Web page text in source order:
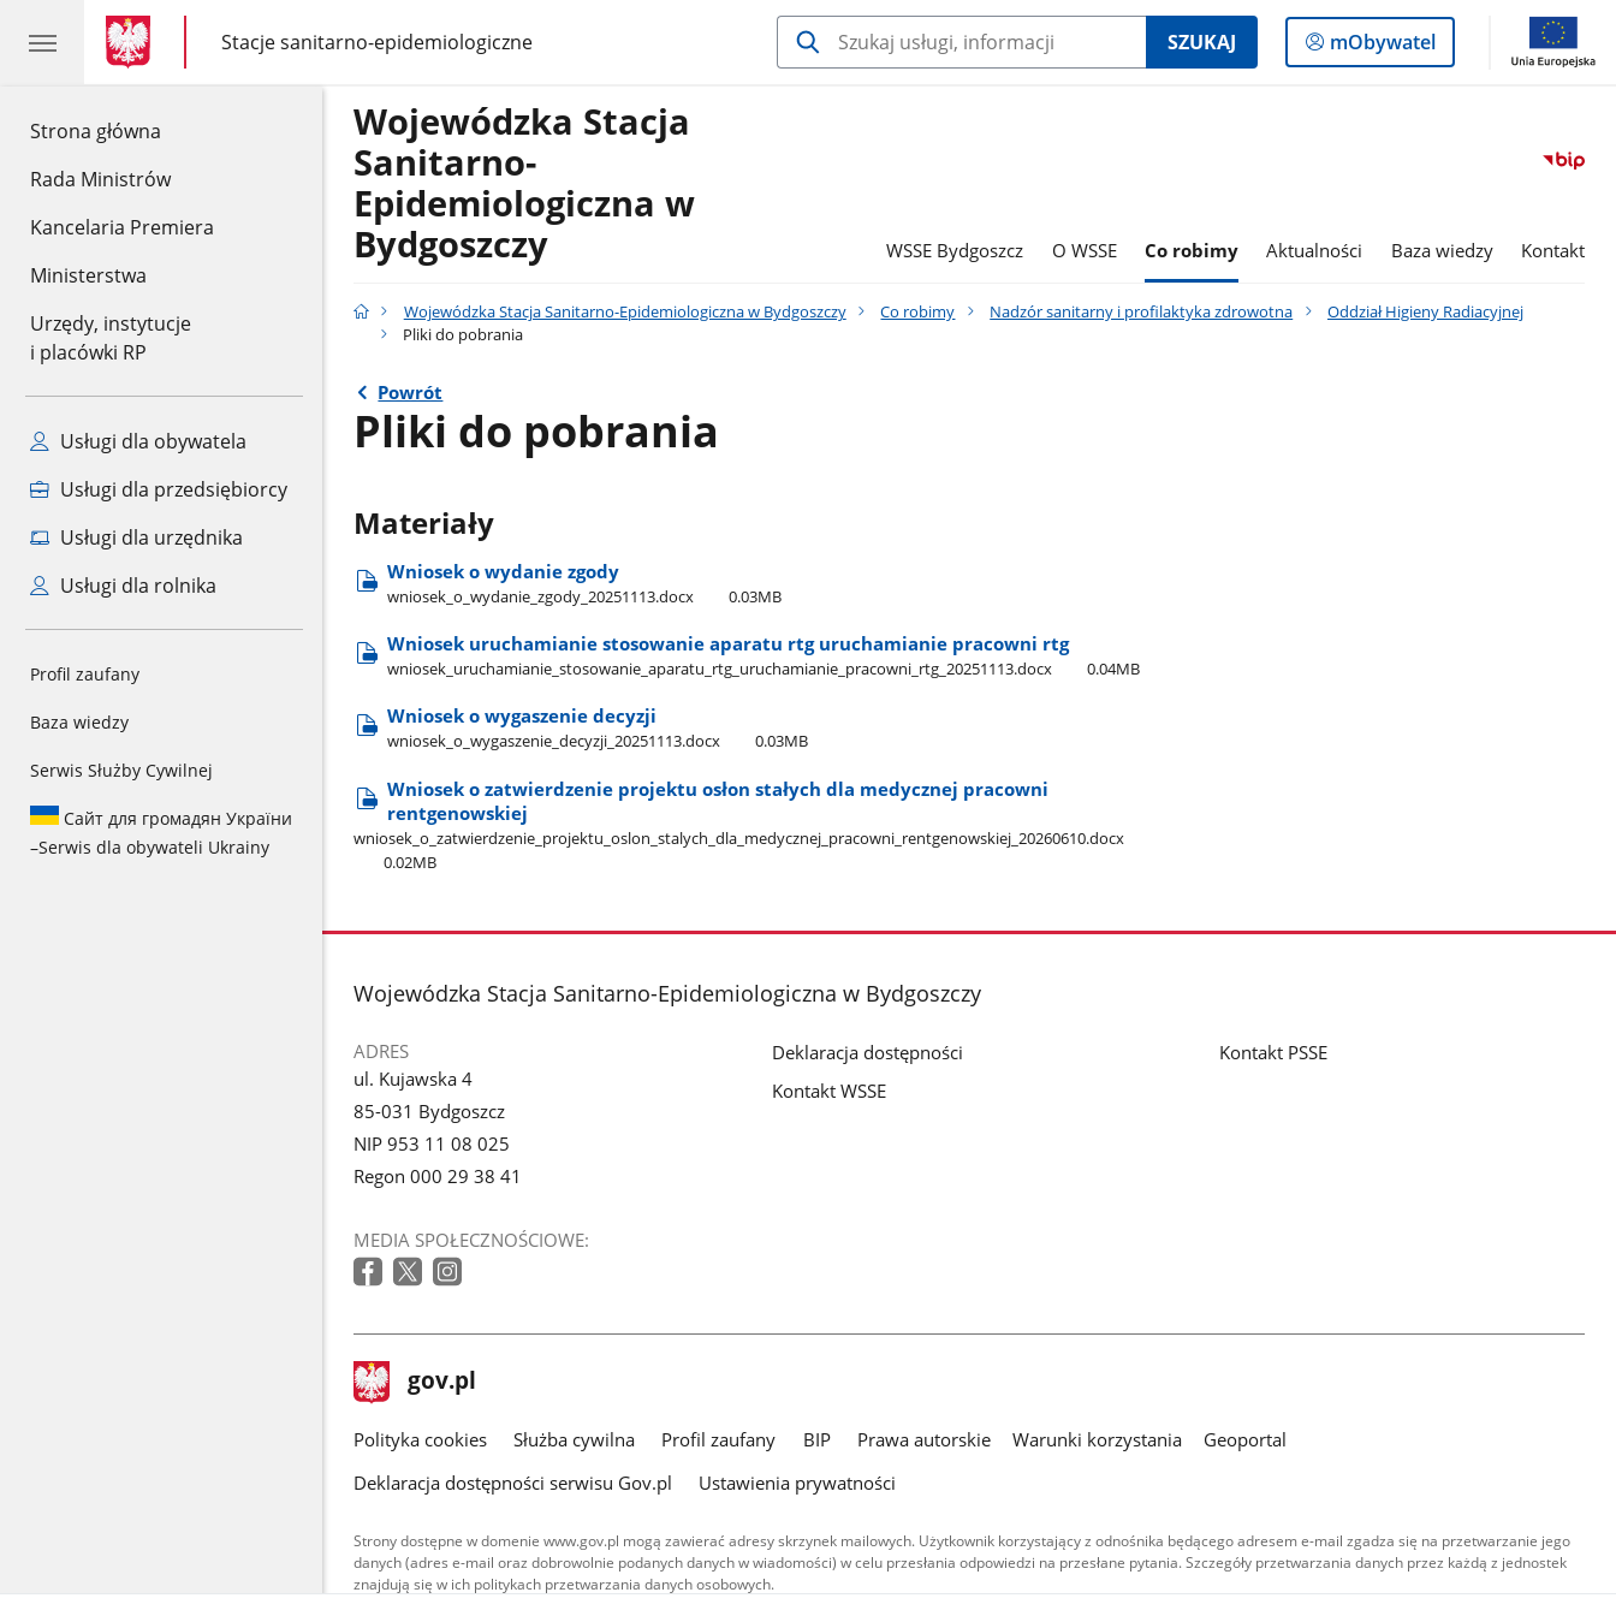
Strona główna
Rada Ministrów
Kancelaria Premiera
Ministerstwa
Urzędy, instytucje
i placówki RP
Usługi dla obywatela
Usługi dla przedsiębiorcy
Usługi dla urzędnika
Usługi dla rolnika
Profil zaufany
Baza wiedzy
Serwis Służby Cywilnej
Сайт для громадян України
–Serwis dla obywateli Ukrainy
gov.pl
gov.pl
Stacje sanitarno-epidemiologiczne
gov.pl
Stacje
sanitarno-
epidemiologiczne
SZUKAJ
Logowanie
do
mObywatel
Wojewódzka Stacja
Sanitarno-
Epidemiologiczna w
Bydgoszczy
WSSE Bydgoszcz O WSSE Co robimy Aktualności Baza wiedzy Kontakt
Wojewódzka Stacja Sanitarno-Epidemiologiczna w Bydgoszczy Co robimy Nadzór sanitarny i profilaktyka zdrowotna
Oddział Higieny Radiacyjnej
Pliki do pobrania
Powrót
Pliki do pobrania
Materiały
Wniosek o wydanie zgody
wniosek​_o​_wydanie​_zgody​_20251113.docx 0.03MB
Wniosek uruchamianie stosowanie aparatu rtg uruchamianie pracowni rtg
wniosek​_uruchamianie​_stosowanie​_aparatu​_rtg​_uruchamianie​_pracowni​_rtg​_20251113.docx 0.04MB
Wniosek o wygaszenie decyzji
wniosek​_o​_wygaszenie​_decyzji​_20251113.docx 0.03MB
Wniosek o zatwierdzenie projektu osłon stałych dla medycznej pracowni
rentgenowskiej
wniosek​_o​_zatwierdzenie​_projektu​_oslon​_stalych​_dla​_medycznej​_pracowni​_rentgenowskiej​_20260610.docx
0.02MB
stopka
Wojewódzka Stacja Sanitarno-Epidemiologiczna w Bydgoszczy
ADRES
ul. Kujawska 4
85-031 Bydgoszcz
NIP 953 11 08 025
Regon 000 29 38 41
MEDIA SPOŁECZNOŚCIOWE:
Deklaracja dostępności
Kontakt WSSE
Kontakt PSSE
stopka
gov.pl Strona
gov.pl
gov.pl
Polityka cookies Służba cywilna Profil zaufany BIP Prawa autorskie Warunki korzystania
Geoportal
Deklaracja dostępności serwisu Gov.pl
Ustawienia prywatności
Strony dostępne w domenie www.gov.pl mogą zawierać adresy skrzynek mailowych. Użytkownik korzystający z odnośnika będącego adresem e-mail zgadza się na przetwarzanie jego
danych (adres e-mail oraz dobrowolnie podanych danych w wiadomości) w celu przesłania odpowiedzi na przesłane pytania. Szczegóły przetwarzania danych przez każdą z jednostek
znajdują się w ich politykach przetwarzania danych osobowych.